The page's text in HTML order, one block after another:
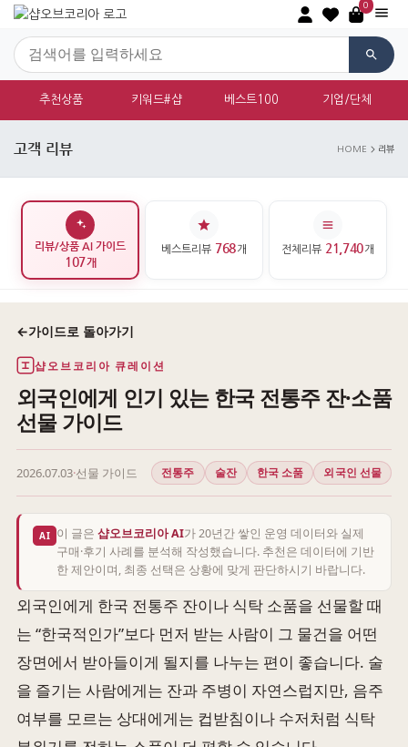
0
추천상품 키워드#샵 베스트100 기업/단체
고객 리뷰 HOME 리뷰
리뷰/상품 AI 가이드
107개
베스트리뷰 768개 전체리뷰 21,740개
←가이드로 돌아가기
샵오브코리아 큐레이션
외국인에게 인기 있는 한국 전통주 잔·소품
선물 가이드
2026.07.03·선물 가이드 전통주 술잔 한국 소품 외국인 선물
AI 이 글은샵오브코리아 AI가 20년간 쌓인 운영 데이터와 실제
구매·후기 사례를 분석해 작성했습니다. 추천은 데이터에 기반
한 제안이며, 최종 선택은 상황에 맞게 판단하시기 바랍니다.
외국인에게 한국 전통주 잔이나 식탁 소품을 선물할 때
는 “한국적인가”보다 먼저 받는 사람이 그 물건을 어떤
장면에서 받아들이게 될지를 나누는 편이 좋습니다. 술
을 즐기는 사람에게는 잔과 주병이 자연스럽지만, 음주
여부를 모르는 상대에게는 컵받침이나 수저처럼 식탁